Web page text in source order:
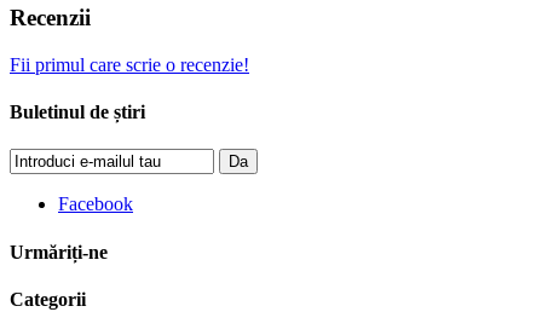
Recenzii
Fii primul care scrie o recenzie!
Buletinul de știri
Da
Facebook
Urmăriți-ne
Categorii